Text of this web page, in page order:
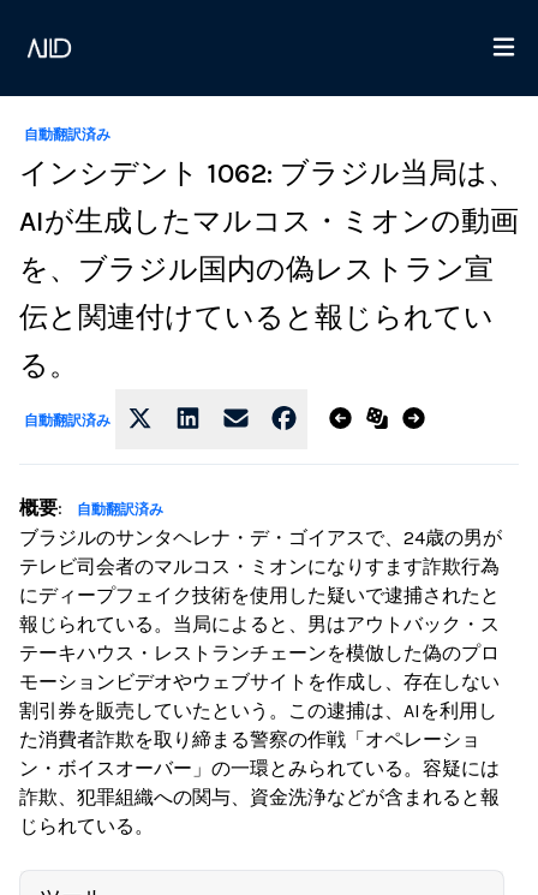
自動翻訳済み
インシデント 1062: ブラジル当局は、
AIが生成したマルコス・ミオンの動画
を、ブラジル国内の偽レストラン宣
伝と関連付けていると報じられてい
る。
自動翻訳済み
概要: 自動翻訳済み
ブラジルのサンタヘレナ・デ・ゴイアスで、24歳の男が
テレビ司会者のマルコス・ミオンになりすます詐欺行為
にディープフェイク技術を使用した疑いで逮捕されたと
報じられている。当局によると、男はアウトバック・ス
テーキハウス・レストランチェーンを模倣した偽のプロ
モーションビデオやウェブサイトを作成し、存在しない
割引券を販売していたという。この逮捕は、AIを利用し
た消費者詐欺を取り締まる警察の作戦「オペレーショ
ン・ボイスオーバー」の一環とみられている。容疑には
詐欺、犯罪組織への関与、資金洗浄などが含まれると報
じられている。